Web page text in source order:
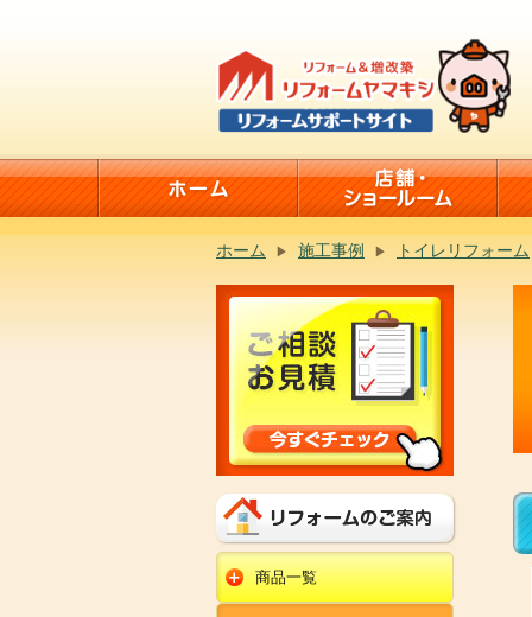
ホーム 施工事例 トイレリフォーム
商品一覧
水回りリフォーム